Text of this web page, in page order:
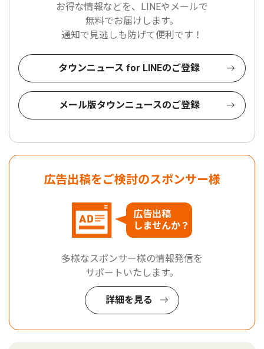
お得な情報などを、LINEやメールで
無料でお届けします。
通知で見逃しも防げて便利です！
タウンニュース for LINEのご登録
メール版タウンニュースのご登録
広告出稿をご検討のスポンサー様
広告出稿
しませんか？
多様なスポンサー様の情報発信を
サポートいたします。
詳細を見る